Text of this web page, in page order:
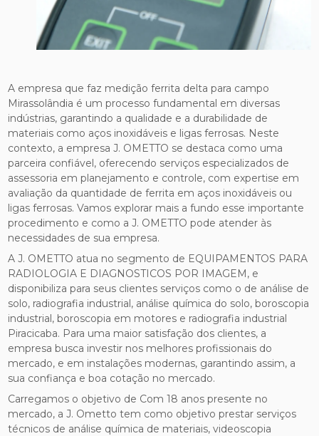
A empresa que faz medição ferrita delta para campo
Mirassolândia é um processo fundamental em diversas
indústrias, garantindo a qualidade e a durabilidade de
materiais como aços inoxidáveis e ligas ferrosas. Neste
contexto, a empresa J. OMETTO se destaca como uma
parceira confiável, oferecendo serviços especializados de
assessoria em planejamento e controle, com expertise em
avaliação da quantidade de ferrita em aços inoxidáveis ou
ligas ferrosas. Vamos explorar mais a fundo esse importante
procedimento e como a J. OMETTO pode atender às
necessidades de sua empresa.
A J. OMETTO atua no segmento de EQUIPAMENTOS PARA
RADIOLOGIA E DIAGNOSTICOS POR IMAGEM, e
disponibiliza para seus clientes serviços como o de análise de
solo, radiografia industrial, análise química do solo, boroscopia
industrial, boroscopia em motores e radiografia industrial
Piracicaba. Para uma maior satisfação dos clientes, a
empresa busca investir nos melhores profissionais do
mercado, e em instalações modernas, garantindo assim, a
sua confiança e boa cotação no mercado.
Carregamos o objetivo de Com 18 anos presente no
mercado, a J. Ometto tem como objetivo prestar serviços
técnicos de análise química de materiais, videoscopia